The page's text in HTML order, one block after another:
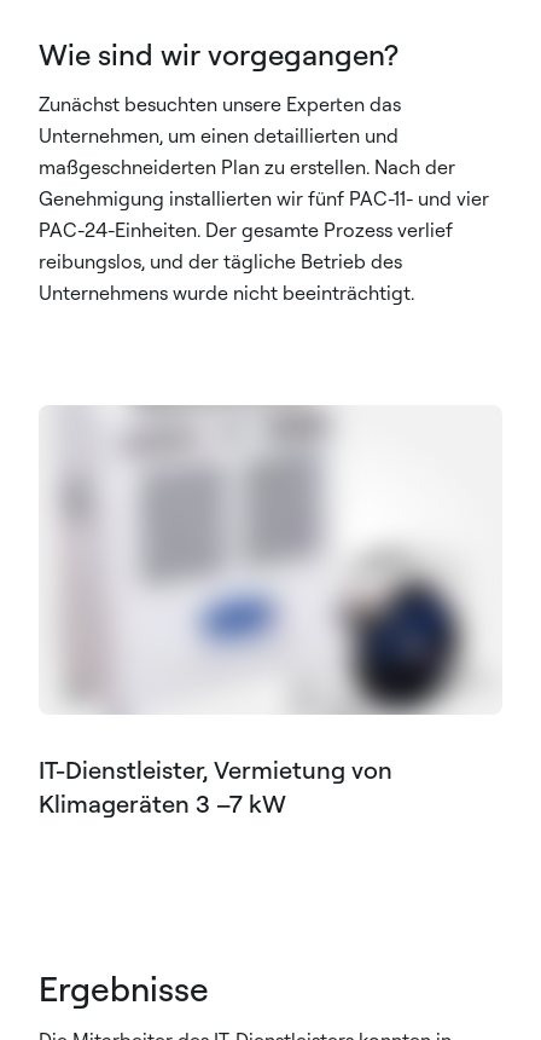
Wie sind wir vorgegangen?
Zunächst besuchten unsere Experten das
Unternehmen, um einen detaillierten und
maßgeschneiderten Plan zu erstellen. Nach der
Genehmigung installierten wir fünf PAC-11- und vier
PAC-24-Einheiten. Der gesamte Prozess verlief
reibungslos, und der tägliche Betrieb des
Unternehmens wurde nicht beeinträchtigt.
IT-Dienstleister, Vermietung von
Klimageräten 3 –7 kW
Ergebnisse